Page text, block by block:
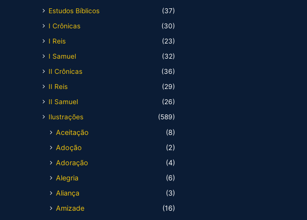
Estudos Bíblicos
(37)
I Crônicas
(30)
I Reis
(23)
I Samuel
(32)
II Crônicas
(36)
II Reis
(29)
II Samuel
(26)
Ilustrações
(589)
Aceitação
(8)
Adoção
(2)
Adoração
(4)
Alegria
(6)
Aliança
(3)
Amizade
(16)